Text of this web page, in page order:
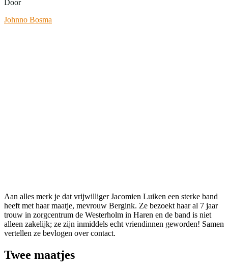
Door
Johnno Bosma
Aan alles merk je dat vrijwilliger Jacomien Luiken een sterke band
heeft met haar maatje, mevrouw Bergink. Ze bezoekt haar al 7 jaar
trouw in zorgcentrum de Westerholm in Haren en de band is niet
alleen zakelijk; ze zijn inmiddels echt vriendinnen geworden! Samen
vertellen ze bevlogen over contact.
Twee maatjes